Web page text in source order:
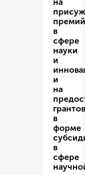
на
премий
в
сфере
науки
и
и
на
грантов
в
форме
в
сфере